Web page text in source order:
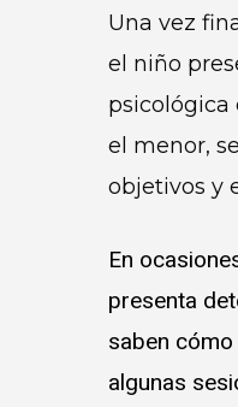
Una vez
el niño
psicológica
el menor,
objetivos y
En
presenta
saben
algunas